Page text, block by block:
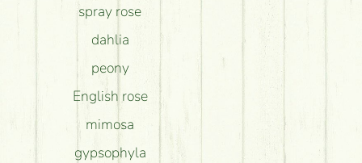
spray rose
dahlia
peony
English rose
mimosa
gypsophyla